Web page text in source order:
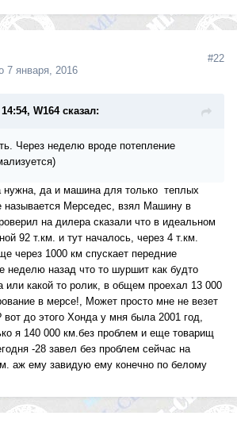
7 января, 2016
#22
W164 сказал:
Через неделю вроде потепление
нужна, да и машина для только теплых
Мерседес, взял Машину в
на дилера сказали что в идеальном
92 т.км. и тут началось, через 4 т.км.
через 1000 км спускает передние
неделю назад что то шуршит как будто
или какой то ролик, в общем проехал 13 000
в мерсе!, Может просто мне не везет
до этого Хонда у мня была 2001 год,
я 140 000 км.без проблем и еще товарищ
-28 завел без проблем сейчас на
аж ему завидую ему конечно по белому